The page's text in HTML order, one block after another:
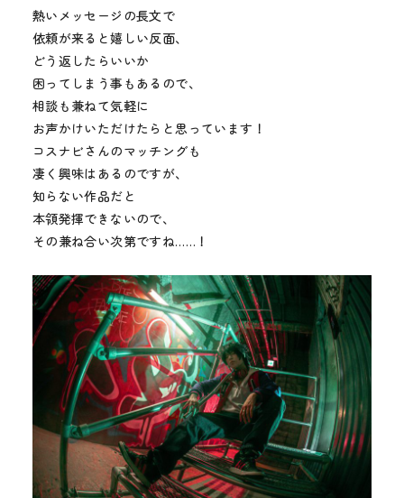
熱いメッセージの長文で
依頼が来ると嬉しい反面、
どう返したらいいか
困ってしまう事もあるので、
相談も兼ねて気軽に
お声かけいただけたらと思っています！
コスナビさんのマッチングも
凄く興味はあるのですが、
知らない作品だと
本領発揮できないので、
その兼ね合い次第ですね……！